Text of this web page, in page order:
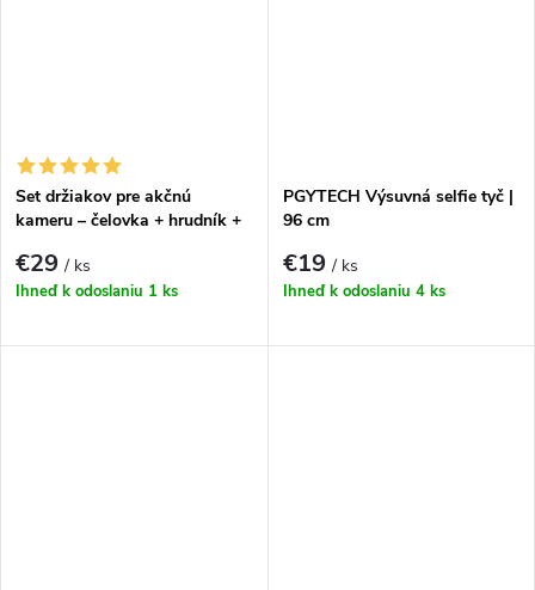
Set držiakov pre akčnú
kameru – čelovka + hrudník +
€29/ ks
Ihneď k odoslaniu 1 ks
PGYTECH Výsuvná selfie tyč |
96 cm
€19/ ks
Ihneď k odoslaniu 4 ks